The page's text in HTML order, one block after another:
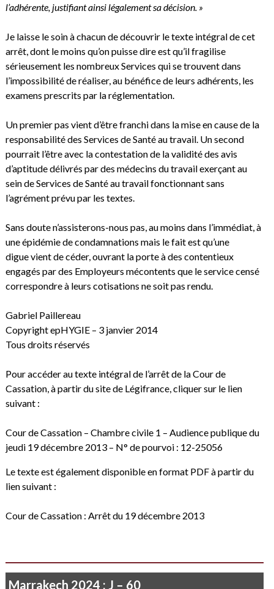
l’adhérente, justifiant ainsi légalement sa décision. »
Je laisse le soin à chacun de découvrir le texte intégral de cet
arrêt, dont le moins qu’on puisse dire est qu’il fragilise
sérieusement les nombreux Services qui se trouvent dans
l’impossibilité de réaliser, au bénéfice de leurs adhérents, les
examens prescrits par la réglementation.
Un premier pas vient d’être franchi dans la mise en cause de la
responsabilité des Services de Santé au travail. Un second
pourrait l’être avec la contestation de la validité des avis
d’aptitude délivrés par des médecins du travail exerçant au
sein de Services de Santé au travail fonctionnant sans
l’agrément prévu par les textes.
Sans doute n’assisterons-nous pas, au moins dans l’immédiat, à
une épidémie de condamnations mais le fait est qu’une
digue vient de céder, ouvrant la porte à des contentieux
engagés par des Employeurs mécontents que le service censé
correspondre à leurs cotisations ne soit pas rendu.
Gabriel Paillereau
Copyright epHYGIE – 3 janvier 2014
Tous droits réservés
Pour accéder au texte intégral de l’arrêt de la Cour de
Cassation, à partir du site de Légifrance, cliquer sur le lien
suivant :
Cour de Cassation – Chambre civile 1 – Audience publique du
jeudi 19 décembre 2013 – N° de pourvoi : 12-25056
Le texte est également disponible en format PDF à partir du
lien suivant :
Cour de Cassation : Arrêt du 19 décembre 2013
Marrakech 2024 : J – 60